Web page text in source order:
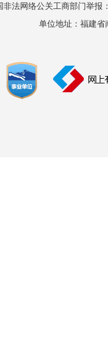
非法网络公关工商部门举报
单位地址：福建省